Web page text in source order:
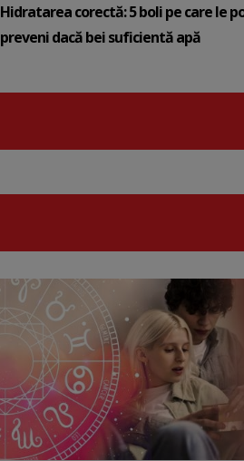
Hidratarea corectă: 5 boli pe care le
preveni dacă bei suficientă apă